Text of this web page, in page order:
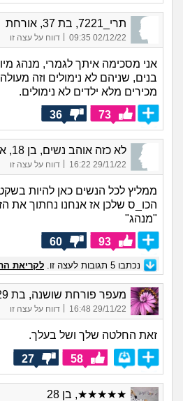
תרי_7221, בת 37, אורחת
02/12/22 09:35
| דווח על עצה זו
אני מסכימה איתך לגמרי, מנהג
בנים, שניהם לא נימולים וזה
מכירים מלא ילדים לא נימולים.
73
36
לא כזה אוהב נשים, בן 18, אורח
29/11/22 16:22 דווח על עצה זו
ממליץ לכל הנשים כאן להיות
הכו_ס שלכן אז אנחנו נחתוך את
"מנהג"
93
60
נכתבו 5 תגובות לעצה זו. לקריאת
מעפר פורחת שושנה, בת 29
29/11/22 16:48 דווח על עצה זו
זאת החלטה שלך ושל בעלך.
58
27
★★★★★, בן 28